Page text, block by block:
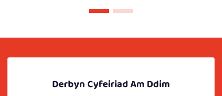
Derbyn Cyfeiriad Am Ddim